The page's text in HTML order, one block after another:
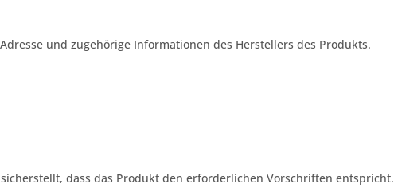
und zugehörige Informationen des Herstellers des Produkts.
dass das Produkt den erforderlichen Vorschriften entspricht.